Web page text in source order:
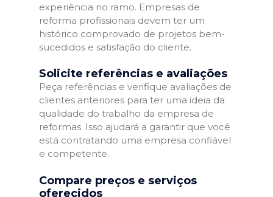
experiência no ramo. Empresas de
reforma profissionais devem ter um
histórico comprovado de projetos bem-
sucedidos e satisfação do cliente.
Solicite referências e avaliações
Peça referências e verifique avaliações de
clientes anteriores para ter uma ideia da
qualidade do trabalho da empresa de
reformas. Isso ajudará a garantir que você
está contratando uma empresa confiável
e competente.
Compare preços e serviços
oferecidos